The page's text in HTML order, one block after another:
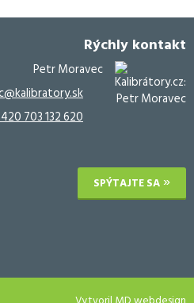
Rýchly kontakt
Petr Moravec
703 132 620
SPÝTAJTE SA